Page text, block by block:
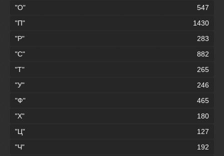
"О"
547
"П"
1430
"Р"
283
"С"
882
"Т"
265
"У"
246
"Ф"
465
"Х"
180
"Ц"
127
"Ч"
192